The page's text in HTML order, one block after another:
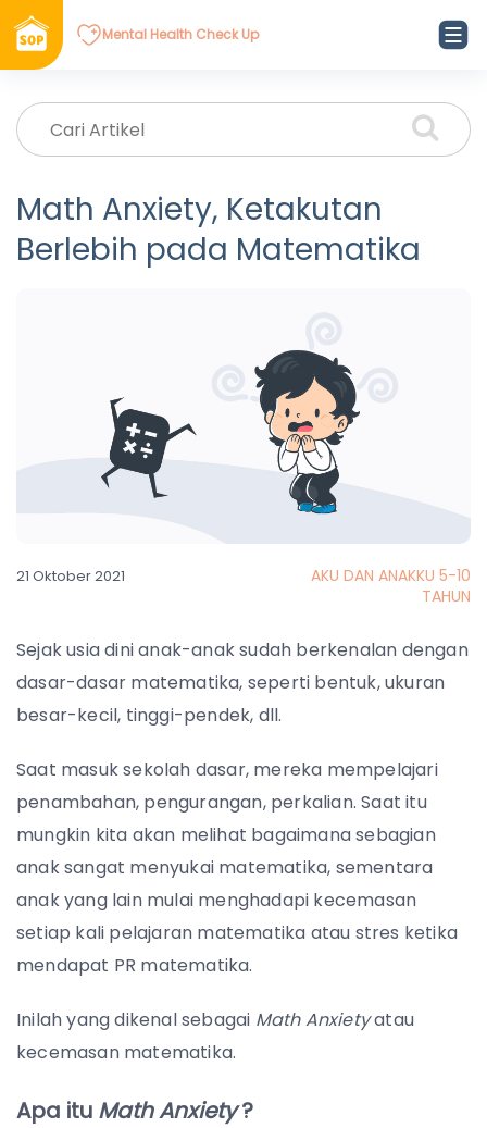
Mental Health Check Up
Math Anxiety, Ketakutan
Berlebih pada Matematika
21 Oktober 2021
AKU DAN ANAKKU 5-10
TAHUN
Sejak usia dini anak-anak sudah berkenalan dengan
dasar-dasar matematika, seperti bentuk, ukuran
besar-kecil, tinggi-pendek, dll.
Saat masuk sekolah dasar, mereka mempelajari
penambahan, pengurangan, perkalian.Saat itu
mungkin kita akan melihat bagaimana sebagian
anak sangat menyukai matematika, sementara
anak yang lain mulai menghadapi kecemasan
setiap kali pelajaran matematika atau stres ketika
mendapat PR matematika.
Inilah yang dikenal sebagai Math Anxietyatau
kecemasan matematika.
Apa itu Math Anxiety?